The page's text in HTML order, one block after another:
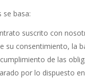
se basa:
suscrito con
su consentimiento, la
de las
por lo dispuesto